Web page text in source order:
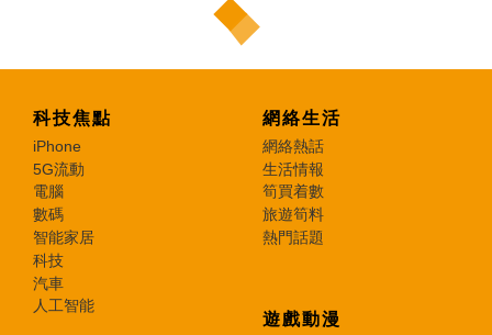
科技焦點
iPhone
5G流動
電腦
數碼
智能家居
科技
汽車
人工智能
網絡生活
網絡熱話
生活情報
筍買着數
旅遊筍料
熱門話題
遊戲動漫